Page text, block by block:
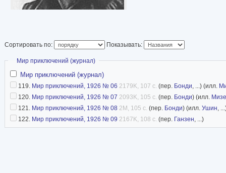
Сортировать по: Показывать:
Скрыть
Мир приключений (журнал)
Мир приключений (журнал)
119. Мир приключений, 1926 № 06 2179K, 107 с. (пер. Бонди, ...) (илл.
120. Мир приключений, 1926 № 07 2093K, 105 с. (пер. Бонди) (илл.
121. Мир приключений, 1926 № 08 2M, 105 с. (пер. Бонди) (илл. Ушин,
122. Мир приключений, 1926 № 09 2167K, 108 с. (пер. Ганзен, ...)